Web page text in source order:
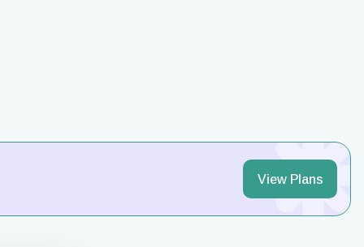
View Plans